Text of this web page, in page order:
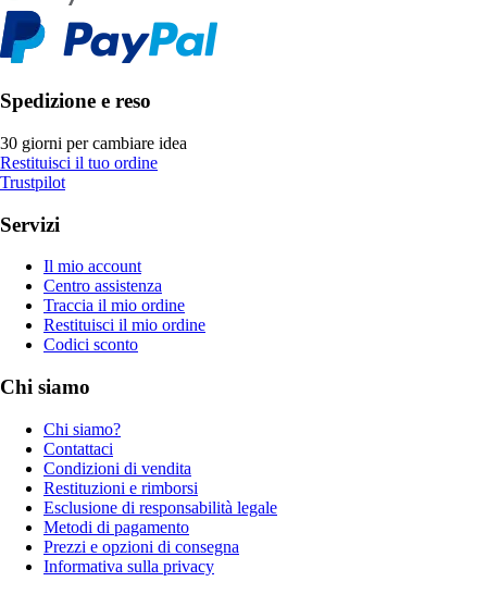
Spedizione e reso
30 giorni per cambiare idea
Restituisci il tuo ordine
Trustpilot
Servizi
Il mio account
Centro assistenza
Traccia il mio ordine
Restituisci il mio ordine
Codici sconto
Chi siamo
Chi siamo?
Contattaci
Condizioni di vendita
Restituzioni e rimborsi
Esclusione di responsabilità legale
Metodi di pagamento
Prezzi e opzioni di consegna
Informativa sulla privacy